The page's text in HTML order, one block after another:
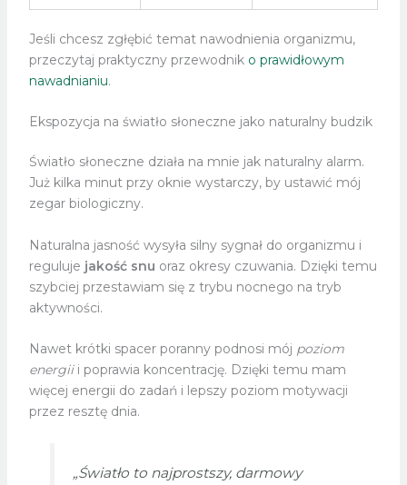
Jeśli chcesz zgłębić temat nawodnienia organizmu,
przeczytaj praktyczny przewodnik o prawidłowym
nawadnianiu.
Ekspozycja na światło słoneczne jako naturalny budzik
Światło słoneczne działa na mnie jak naturalny alarm.
Już kilka minut przy oknie wystarczy, by ustawić mój
zegar biologiczny.
Naturalna jasność wysyła silny sygnał do organizmu i
reguluje jakość snu oraz okresy czuwania. Dzięki temu
szybciej przestawiam się z trybu nocnego na tryb
aktywności.
Nawet krótki spacer poranny podnosi mój poziom
energiii poprawia koncentrację. Dzięki temu mam
więcej energii do zadań i lepszy poziom motywacji
przez resztę dnia.
„Światło to najprostszy, darmowy